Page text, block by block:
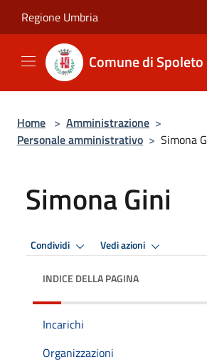
Regione Umbria
Comune di Spoleto
Home > Amministrazione >
Personale amministrativo > Simona
Simona Gini
Condividi Vedi azioni
INDICE DELLA PAGINA
Incarichi
Organizzazioni